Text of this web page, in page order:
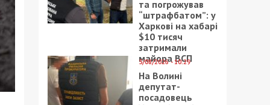
та погрожував
“штрафбатом”: у
Харкові на хабарі
$10 тисяч
затримали
майора ВСП
5/08/2026 - 10:29
На Волині
депутат-
посадовець